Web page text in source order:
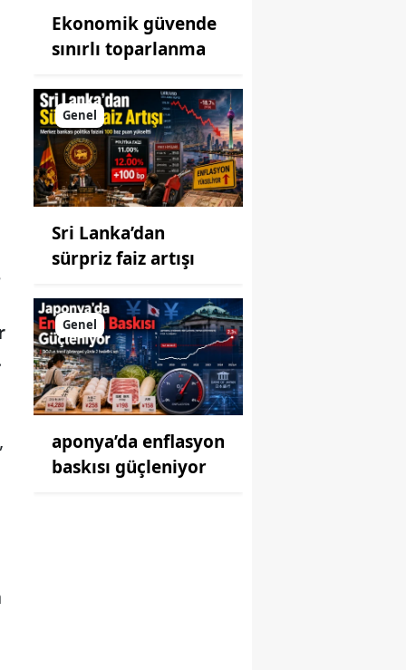
Ekonomik güvende
sınırlı toparlanma
Genel
Sri Lanka’dan
sürpriz faiz artışı
Genel
aponya’da enflasyon
baskısı güçleniyor